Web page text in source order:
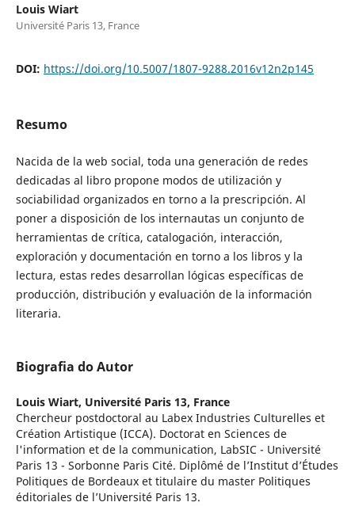
Louis Wiart
Université Paris 13, France
DOI: https://doi.org/10.5007/1807-9288.2016v12n2p145
Resumo
Nacida de la web social, toda una generación de redes
dedicadas al libro propone modos de utilización y
sociabilidad organizados en torno a la prescripción. Al
poner a disposición de los internautas un conjunto de
herramientas de crítica, catalogación, interacción,
exploración y documentación en torno a los libros y la
lectura, estas redes desarrollan lógicas específicas de
producción, distribución y evaluación de la información
literaria.
Biografia do Autor
Louis Wiart, Université Paris 13, France
Chercheur postdoctoral au Labex Industries Culturelles et
Création Artistique (ICCA). Doctorat en Sciences de
l'information et de la communication, LabSIC - Université
Paris 13 - Sorbonne Paris Cité. Diplômé de l’Institut d’Études
Politiques de Bordeaux et titulaire du master Politiques
éditoriales de l’Université Paris 13.